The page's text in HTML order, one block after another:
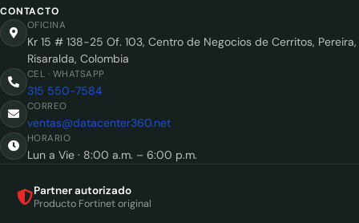
CONTACTO
OFICINA
Kr 15 # 138-25 Of. 103, Centro de Negocios de Cerritos, Pereira,
Risaralda, Colombia
CEL · WHATSAPP
315 550-7584
CORREO
ventas@datacenter360.net
HORARIO
Lun a Vie · 8:00 a.m. – 6:00 p.m.
Partner autorizado
Producto Fortinet original